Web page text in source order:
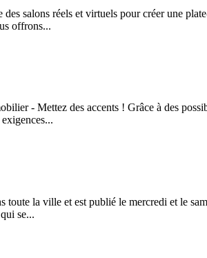
salons réels et virtuels pour créer une
offrons...
- Mettez des accents ! Grâce à des
la ville et est publié le mercredi et le
se...